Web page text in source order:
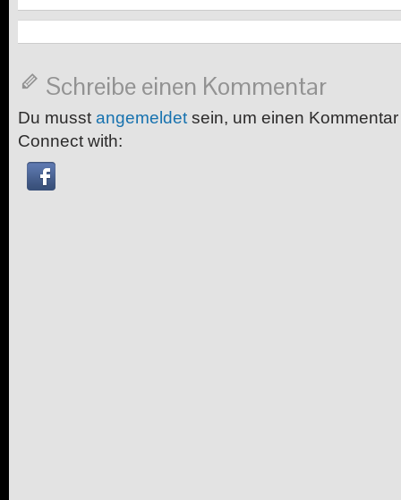
Schreibe einen Kommentar
Du musst angemeldet sein, um einen
Connect with: